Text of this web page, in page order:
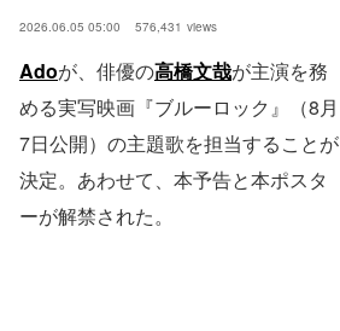
2026.06.05 05:00 576,431 views
Adoが、俳優の高橋文哉が主演を務
める実写映画『ブルーロック』（8月
7日公開）の主題歌を担当することが
決定。あわせて、本予告と本ポスタ
ーが解禁された。